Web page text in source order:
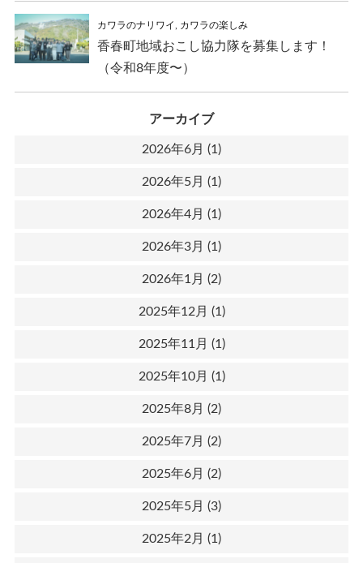
カワラのナリワイ カワラの楽しみ
香春町地域おこし協力隊を募集します！
（令和8年度〜）
アーカイブ
2026年6月 (1)
2026年5月 (1)
2026年4月 (1)
2026年3月 (1)
2026年1月 (2)
2025年12月 (1)
2025年11月 (1)
2025年10月 (1)
2025年8月 (2)
2025年7月 (2)
2025年6月 (2)
2025年5月 (3)
2025年2月 (1)